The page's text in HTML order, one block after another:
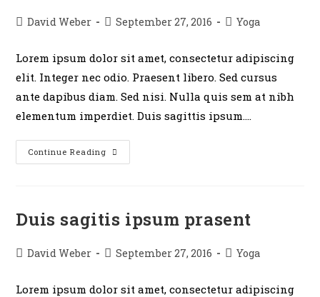
David Weber September 27, 2016 Yoga
Lorem ipsum dolor sit amet, consectetur adipiscing
elit. Integer nec odio. Praesent libero. Sed cursus
ante dapibus diam. Sed nisi. Nulla quis sem at nibh
elementum imperdiet. Duis sagittis ipsum.…
Continue Reading
Duis sagitis ipsum prasent
David Weber September 27, 2016 Yoga
Lorem ipsum dolor sit amet, consectetur adipiscing